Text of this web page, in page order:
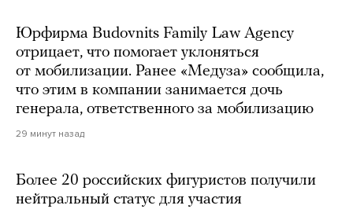
Юрфирма Budovnits Family Law Agency
отрицает, что помогает уклоняться
от мобилизации. Ранее «Медуза» сообщила,
что этим в компании занимается дочь
генерала, ответственного за мобилизацию
29 минут назад
Более 20 российских фигуристов получили
нейтральный статус для участия